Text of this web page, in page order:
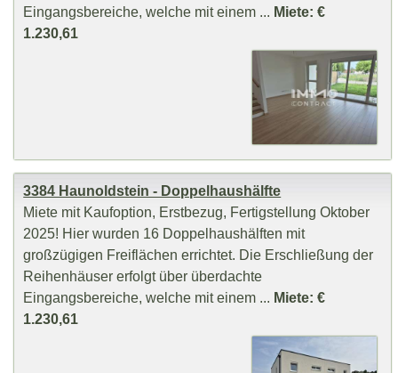
Eingangsbereiche, welche mit einem ... Miete: €
1.230,61
3384 Haunoldstein - Doppelhaushälfte
Miete mit Kaufoption, Erstbezug, Fertigstellung Oktober
2025! Hier wurden 16 Doppelhaushälften mit
großzügigen Freiflächen errichtet. Die Erschließung der
Reihenhäuser erfolgt über überdachte
Eingangsbereiche, welche mit einem ... Miete: €
1.230,61